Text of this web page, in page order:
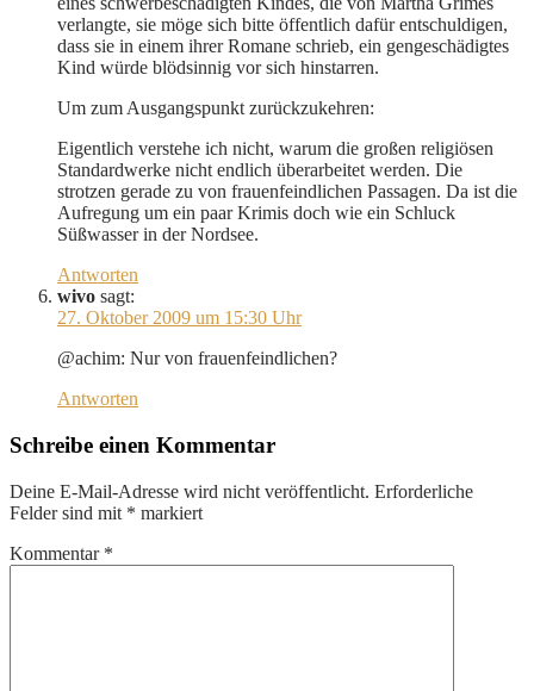
verlangte, sie möge sich bitte öffentlich dafür entschuldigen,
dass sie in einem ihrer Romane schrieb, ein gengeschädigtes
Kind würde blödsinnig vor sich hinstarren.
Um zum Ausgangspunkt zurückzukehren:
Eigentlich verstehe ich nicht, warum die großen religiösen
Standardwerke nicht endlich überarbeitet werden. Die
strotzen gerade zu von frauenfeindlichen Passagen. Da ist die
Aufregung um ein paar Krimis doch wie ein Schluck
Süßwasser in der Nordsee.
Antworten
wivo sagt:
27. Oktober 2009 um 15:30 Uhr
@achim: Nur von frauenfeindlichen?
Antworten
Schreibe einen Kommentar
Deine E-Mail-Adresse wird nicht veröffentlicht. Erforderliche
Felder sind mit * markiert
Kommentar *